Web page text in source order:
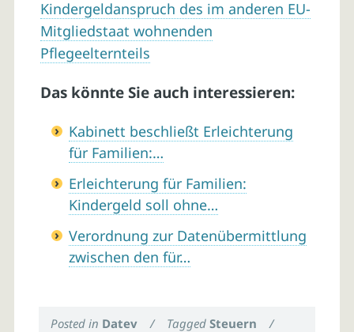
Kindergeldanspruch des im anderen EU-
Mitgliedstaat wohnenden
Pflegeelternteils
Das könnte Sie auch interessieren:
Kabinett beschließt Erleichterung
für Familien:…
Erleichterung für Familien:
Kindergeld soll ohne…
Verordnung zur Datenübermittlung
zwischen den für…
Posted in Datev / TaggedSteuern /